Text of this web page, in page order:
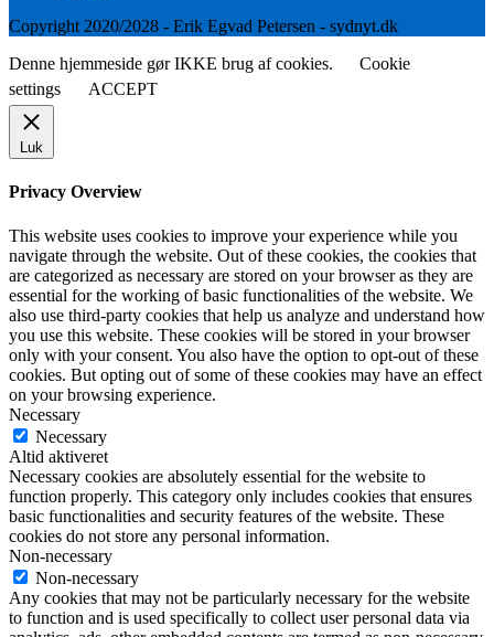
Copyright 2020/2028 - Erik Egvad Petersen - sydnyt.dk
Denne hjemmeside gør IKKE brug af cookies.
Cookie
settings
ACCEPT
Luk
Privacy Overview
This website uses cookies to improve your experience while you
navigate through the website. Out of these cookies, the cookies that
are categorized as necessary are stored on your browser as they are
essential for the working of basic functionalities of the website. We
also use third-party cookies that help us analyze and understand how
you use this website. These cookies will be stored in your browser
only with your consent. You also have the option to opt-out of these
cookies. But opting out of some of these cookies may have an effect
on your browsing experience.
Necessary
Necessary
Altid aktiveret
Necessary cookies are absolutely essential for the website to
function properly. This category only includes cookies that ensures
basic functionalities and security features of the website. These
cookies do not store any personal information.
Non-necessary
Non-necessary
Any cookies that may not be particularly necessary for the website
to function and is used specifically to collect user personal data via